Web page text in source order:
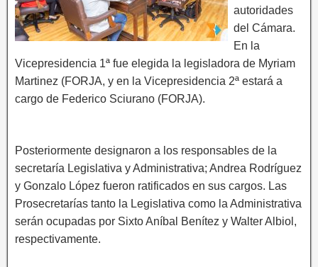
autoridades
del Cámara.
En la
Vicepresidencia 1ª fue elegida la legisladora de Myriam
Martinez (FORJA, y en la Vicepresidencia 2ª estará a
cargo de Federico Sciurano (FORJA).
Posteriormente designaron a los responsables de la
secretaría Legislativa y Administrativa; Andrea Rodríguez
y Gonzalo López fueron ratificados en sus cargos. Las
Prosecretarías tanto la Legislativa como la Administrativa
serán ocupadas por Sixto Aníbal Benítez y Walter Albiol,
respectivamente.